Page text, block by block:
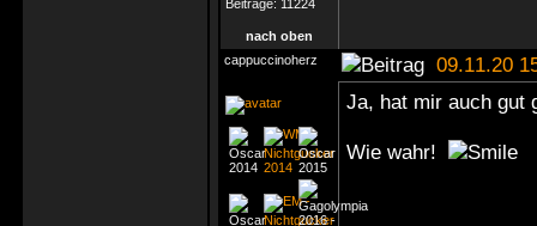
Beiträge: 11224
nach oben
cappuccinoherz
09.11.20
Ja, hat mir auch
Wie wahr!